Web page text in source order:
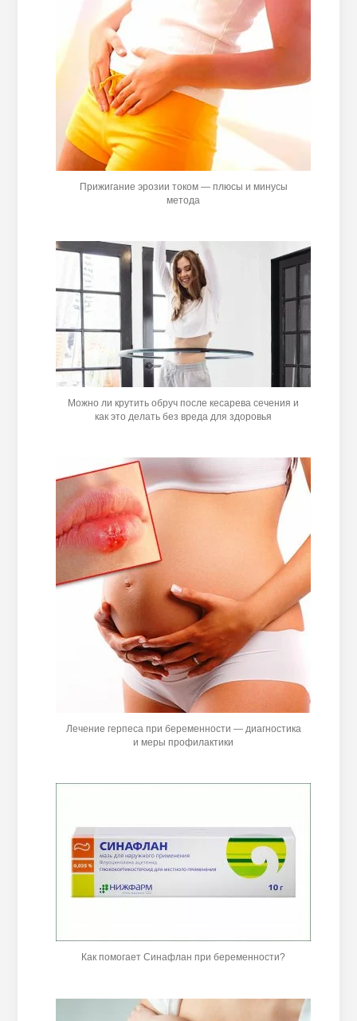
Прижигание эрозии током — плюсы и минусы
метода
Можно ли крутить обруч после кесарева сечения и
как это делать без вреда для здоровья
Лечение герпеса при беременности — диагностика
и меры профилактики
Как помогает Синафлан при беременности?